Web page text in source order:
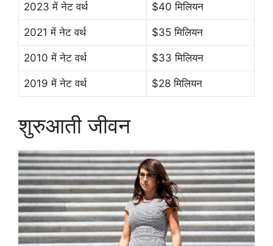
2023 में नेट वर्थ $40 मिलियन
2021 में नेट वर्थ $35 मिलियन
2010 में नेट वर्थ $33 मिलियन
2019 में नेट वर्थ $28 मिलियन
शुरुआती जीवन